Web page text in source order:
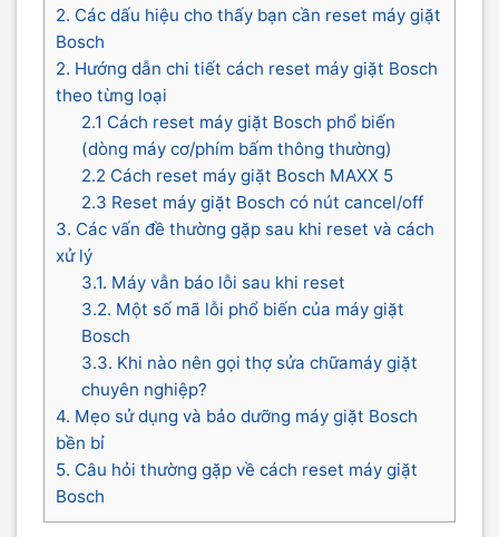
2. Các dấu hiệu cho thấy bạn cần reset máy giặt
Bosch
2. Hướng dẫn chi tiết cách reset máy giặt Bosch
theo từng loại
2.1 Cách reset máy giặt Bosch phổ biến
(dòng máy cơ/phím bấm thông thường)
2.2 Cách reset máy giặt Bosch MAXX 5
2.3 Reset máy giặt Bosch có nút cancel/off
3. Các vấn đề thường gặp sau khi reset và cách
xử lý
3.1. Máy vẫn báo lỗi sau khi reset
3.2. Một số mã lỗi phổ biến của máy giặt
Bosch
3.3. Khi nào nên gọi thợ sửa chữamáy giặt
chuyên nghiệp?
4. Mẹo sử dụng và bảo dưỡng máy giặt Bosch
bền bỉ
5. Câu hỏi thường gặp về cách reset máy giặt
Bosch